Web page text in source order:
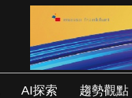
AI探索 趨勢觀點